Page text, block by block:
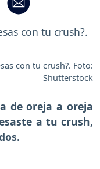
con tu crush?. Foto:
Shutterstock
de oreja a oreja
a tu crush,